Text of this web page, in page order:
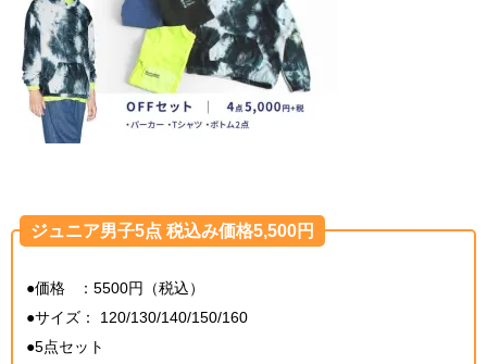
ジュニア男子5点 税込み価格5,500円
●価格 ：5500円（税込）
●サイズ： 120/130/140/150/160
●5点セット